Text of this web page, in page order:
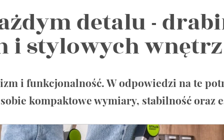
detalu -
i stylowych wnętrz
i funkcjonalność. W odpowiedzi na te
sobie kompaktowe wymiary, stabilność oraz